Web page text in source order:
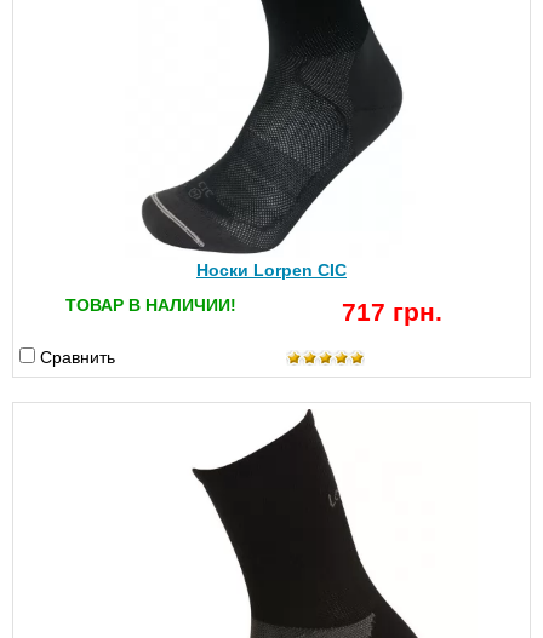
Носки Lorpen CIC
ТОВАР В НАЛИЧИИ!
717 грн.
Сравнить